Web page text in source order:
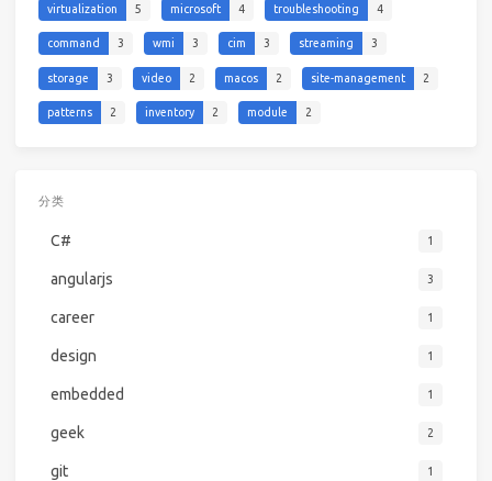
virtualization 5 microsoft 4 troubleshooting 4
command 3 wmi 3 cim 3 streaming 3
storage 3 video 2 macos 2 site-management 2
patterns 2 inventory 2 module 2
分类
C# 1
angularjs 3
career 1
design 1
embedded 1
geek 2
git 1